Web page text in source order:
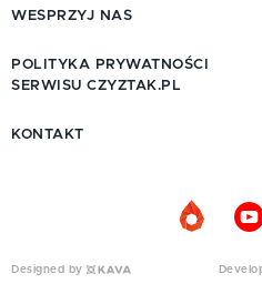
WESPRZYJ NAS
POLITYKA PRYWATNOŚCI
SERWISU CZYZTAK.PL
KONTAKT
Designed by